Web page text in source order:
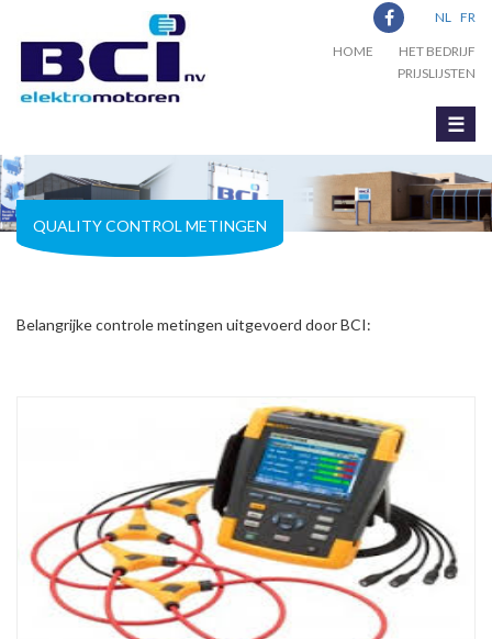
NL FR
HOME
HET BEDRIJF
PRIJSLIJSTEN
☰
QUALITY CONTROL METINGEN
Belangrijke controle metingen uitgevoerd door BCI: